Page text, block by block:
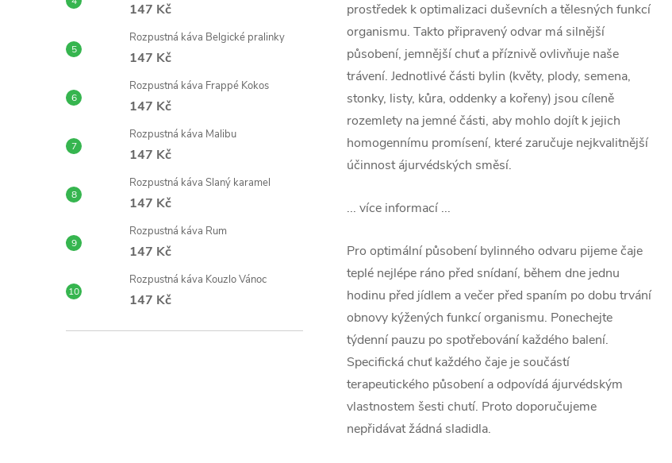
147 Kč
Rozpustná káva Belgické pralinky
147 Kč
Rozpustná káva Frappé Kokos
147 Kč
Rozpustná káva Malibu
147 Kč
Rozpustná káva Slaný karamel
147 Kč
Rozpustná káva Rum
147 Kč
Rozpustná káva Kouzlo Vánoc
147 Kč
prostředek k optimalizaci duševních a tělesných funkcí
organismu. Takto připravený odvar má silnější
působení, jemnější chuť a příznivě ovlivňuje naše
trávení. Jednotlivé části bylin (květy, plody, semena,
stonky, listy, kůra, oddenky a kořeny) jsou cíleně
rozemlety na jemné části, aby mohlo dojít k jejich
homogennímu promísení, které zaručuje nejkvalitnější
účinnost ájurvédských směsí.
... více informací ...
Pro optimální působení bylinného odvaru pijeme čaje
teplé nejlépe ráno před snídaní, během dne jednu
hodinu před jídlem a večer před spaním po dobu trvání
obnovy kýžených funkcí organismu. Ponechejte
týdenní pauzu po spotřebování každého balení.
Specifická chuť každého čaje je součástí
terapeutického působení a odpovídá ájurvédským
vlastnostem šesti chutí. Proto doporučujeme
nepřidávat žádná sladidla.